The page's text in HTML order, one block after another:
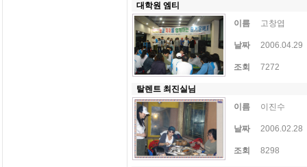
대학원 엠티
이름
고창엽
날짜 2006.04.29
조회 7272
탈렌트 최진실님
이름
이진수
날짜 2006.02.28
조회 8298